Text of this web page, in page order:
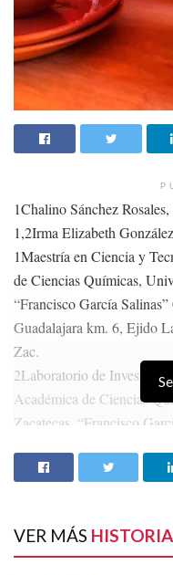
1Chalino Sánchez
1,2Irma Elizabeth
1Maestría en Ciencia y
de Ciencias Químicas,
“Francisco García
Guadalajara km. 6, Ejido
Zac.
2Laboratorio de
Académica de Ciencias
Zacatecas, “Francisco
Zacatecas, Zac.
artesanal o los platos
de alfarería forman parte
VER MÁS